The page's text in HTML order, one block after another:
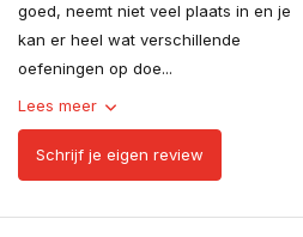
goed, neemt niet veel plaats in en je
kan er heel wat verschillende
oefeningen op doe...
Lees meer
Schrijf je eigen review